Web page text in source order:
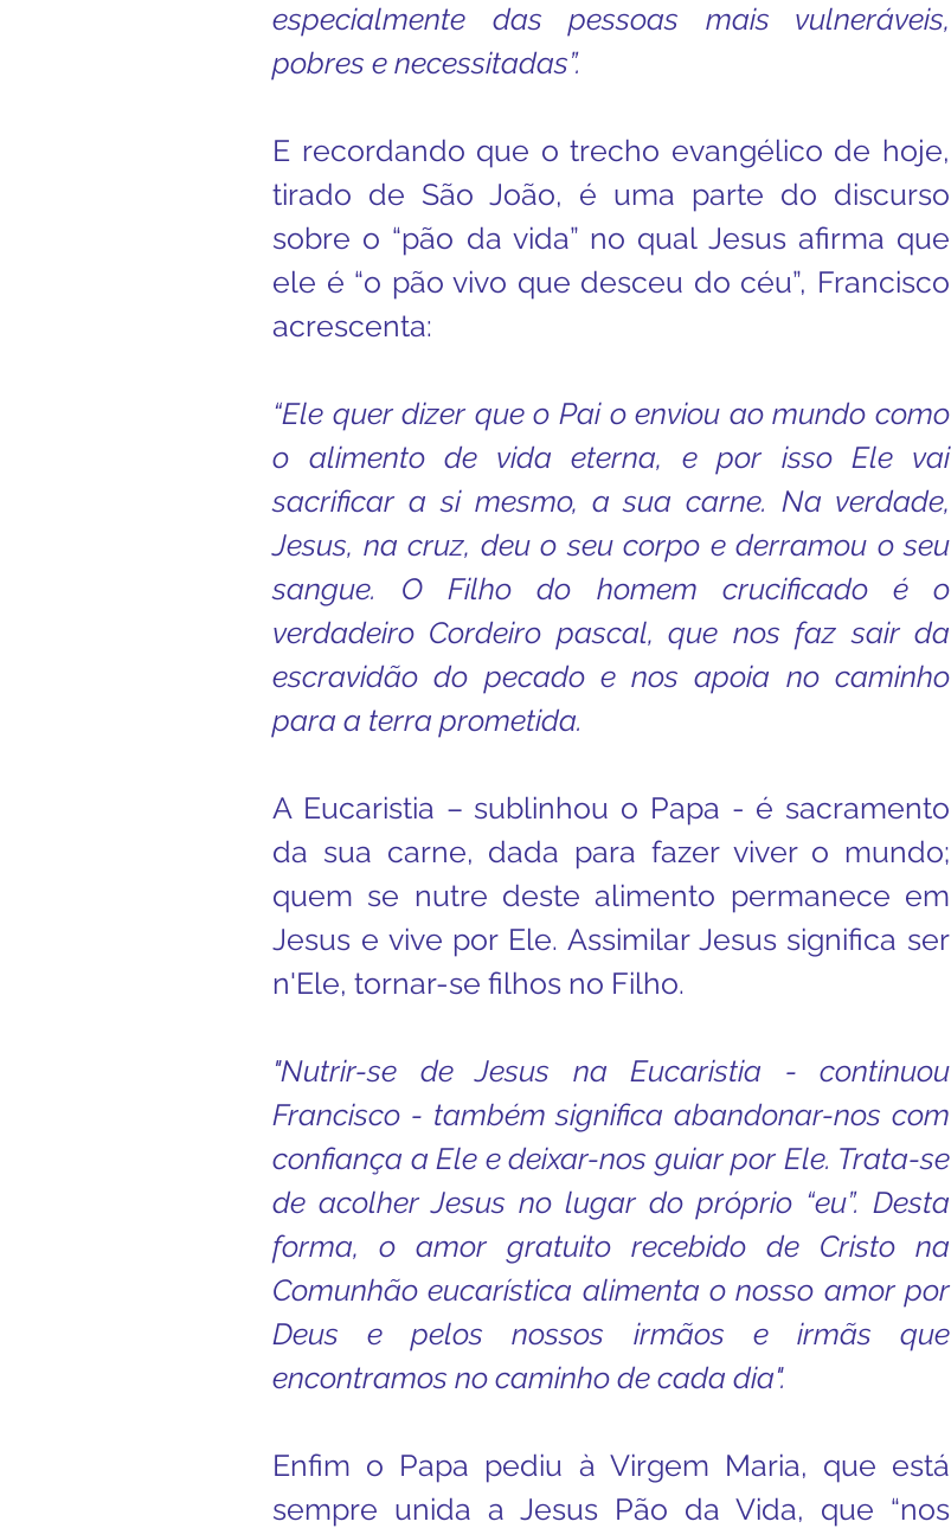
especialmente das pessoas mais vulneráveis,
pobres e necessitadas”.
E recordando que o trecho evangélico de hoje,
tirado de São João, é uma parte do discurso
sobre o “pão da vida” no qual Jesus afirma que
ele é “o pão vivo que desceu do céu”, Francisco
acrescenta:
“Ele quer dizer que o Pai o enviou ao mundo como
o alimento de vida eterna, e por isso Ele vai
sacrificar a si mesmo, a sua carne. Na verdade,
Jesus, na cruz, deu o seu corpo e derramou o seu
sangue. O Filho do homem crucificado é o
verdadeiro Cordeiro pascal, que nos faz sair da
escravidão do pecado e nos apoia no caminho
para a terra prometida.
A Eucaristia – sublinhou o Papa - é sacramento
da sua carne, dada para fazer viver o mundo;
quem se nutre deste alimento permanece em
Jesus e vive por Ele. Assimilar Jesus significa ser
n'Ele, tornar-se filhos no Filho.
"Nutrir-se de Jesus na Eucaristia - continuou
Francisco - também significa abandonar-nos com
confiança a Ele e deixar-nos guiar por Ele. Trata-se
de acolher Jesus no lugar do próprio “eu”. Desta
forma, o amor gratuito recebido de Cristo na
Comunhão eucarística alimenta o nosso amor por
Deus e pelos nossos irmãos e irmãs que
encontramos no caminho de cada dia".
Enfim o Papa pediu à Virgem Maria, que está
sempre unida a Jesus Pão da Vida, que “nos